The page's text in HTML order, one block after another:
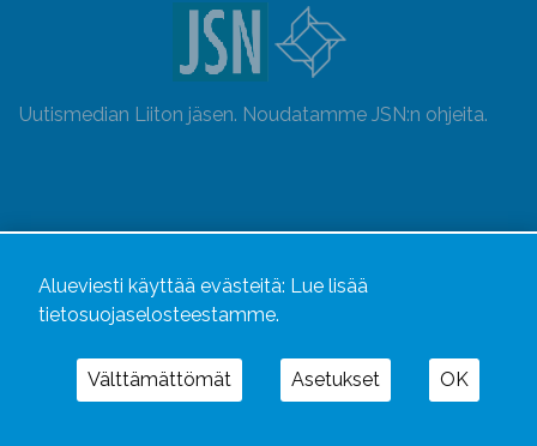
Uutismedian Liiton jäsen. Noudatamme JSN:n ohjeita.
Alueviesti käyttää evästeitä: Lue lisää
tietosuojaselosteestamme.
Välttämättömät Asetukset OK